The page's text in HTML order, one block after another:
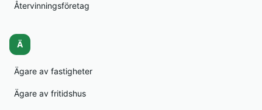
Återvinningsföretag
Ä
Ägare av fastigheter
Ägare av fritidshus